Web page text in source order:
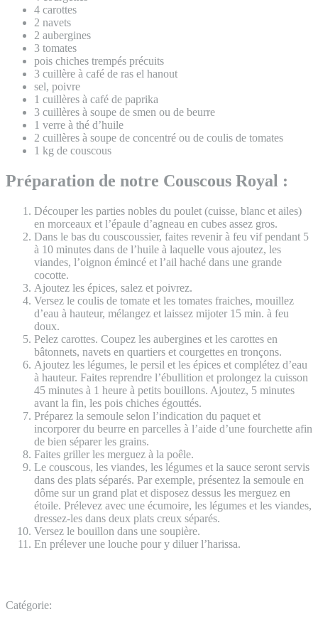
4 carottes
2 navets
2 aubergines
3 tomates
pois chiches trempés précuits
3 cuillère à café de ras el hanout
sel, poivre
1 cuillères à café de paprika
3 cuillères à soupe de smen ou de beurre
1 verre à thé d’huile
2 cuillères à soupe de concentré ou de coulis de tomates
1 kg de couscous
Préparation de notre Couscous Royal :
Découper les parties nobles du poulet (cuisse, blanc et ailes)
en morceaux et l’épaule d’agneau en cubes assez gros.
Dans le bas du couscoussier, faites revenir à feu vif pendant 5
à 10 minutes dans de l’huile à laquelle vous ajoutez, les
viandes, l’oignon émincé et l’ail haché dans une grande
cocotte.
Ajoutez les épices, salez et poivrez.
Versez le coulis de tomate et les tomates fraiches, mouillez
d’eau à hauteur, mélangez et laissez mijoter 15 min. à feu
doux.
Pelez carottes. Coupez les aubergines et les carottes en
bâtonnets, navets en quartiers et courgettes en tronçons.
Ajoutez les légumes, le persil et les épices et complétez d’eau
à hauteur. Faites reprendre l’ébullition et prolongez la cuisson
45 minutes à 1 heure à petits bouillons. Ajoutez, 5 minutes
avant la fin, les pois chiches égouttés.
Préparez la semoule selon l’indication du paquet et
incorporer du beurre en parcelles à l’aide d’une fourchette afin
de bien séparer les grains.
Faites griller les merguez à la poêle.
Le couscous, les viandes, les légumes et la sauce seront servis
dans des plats séparés. Par exemple, présentez la semoule en
dôme sur un grand plat et disposez dessus les merguez en
étoile. Prélevez avec une écumoire, les légumes et les viandes,
dressez-les dans deux plats creux séparés.
Versez le bouillon dans une soupière.
En prélever une louche pour y diluer l’harissa.
Catégorie: